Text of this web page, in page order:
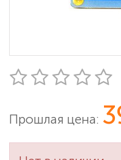
Прошлая цена: